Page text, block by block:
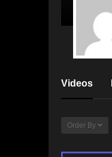
Videos
Order By